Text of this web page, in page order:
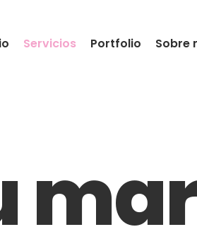
Servicios Portfolio Sobre